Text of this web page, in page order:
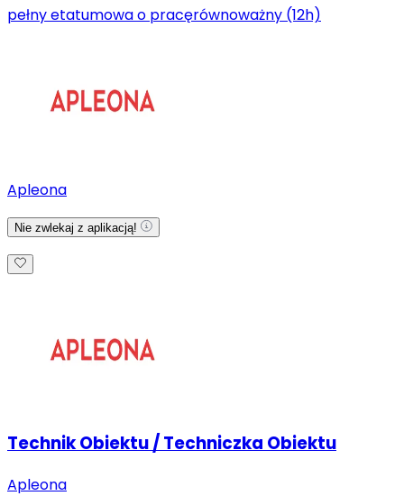
pełny etatumowa o pracęrównoważny (12h)
Apleona
Nie zwlekaj z aplikacją!
Technik Obiektu / Techniczka Obiektu
Apleona